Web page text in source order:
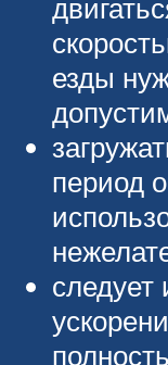
езды
период
следует